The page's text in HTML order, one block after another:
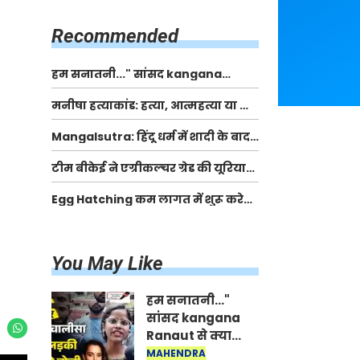
Recommended
हम सनातनी..." सांसद kangana
Ranaut से क्या बोली लड़की? Viral
Jantar-Mantar | CJP protest
मनीषा हत्याकांड: हत्या, आत्महत्या या कोई बड़ा राज?
| Full Story | Josh Haryana
Mangalsutra: हिंदू धर्म में शादी के बाद
मंगलसूत्र क्यों पहनती है महिलाएं, किसने
शुरु की ये परंपरा
टीम बीकेई ने एग्रीकल्चर ग्रेड की यूरिया
खाद गट्टों में बदलकर टेक्निकल ग्रेड में
बेचने वालों पर करवाई कार्रवाई:
Egg Hatching कम लागत में शुरू करे
You May Like
हम सनातनी..."
सांसद kangana
Ranaut से क्या
बोली लड़की? Viral
MAHENDRA